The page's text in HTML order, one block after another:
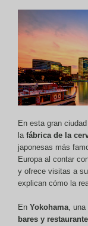
En esta gran
la fábrica de la
japonesas más
Europa al contar
y ofrece visitas a
explican cómo la
En Yokohama, una
bares y